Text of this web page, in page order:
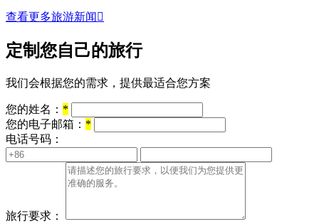
查看更多旅游新闻 
定制您自己的旅行
我们会根据您的需求，提供最适合您方案
您的姓名： *
您的电子邮箱： *
电话号码：
旅行要求：